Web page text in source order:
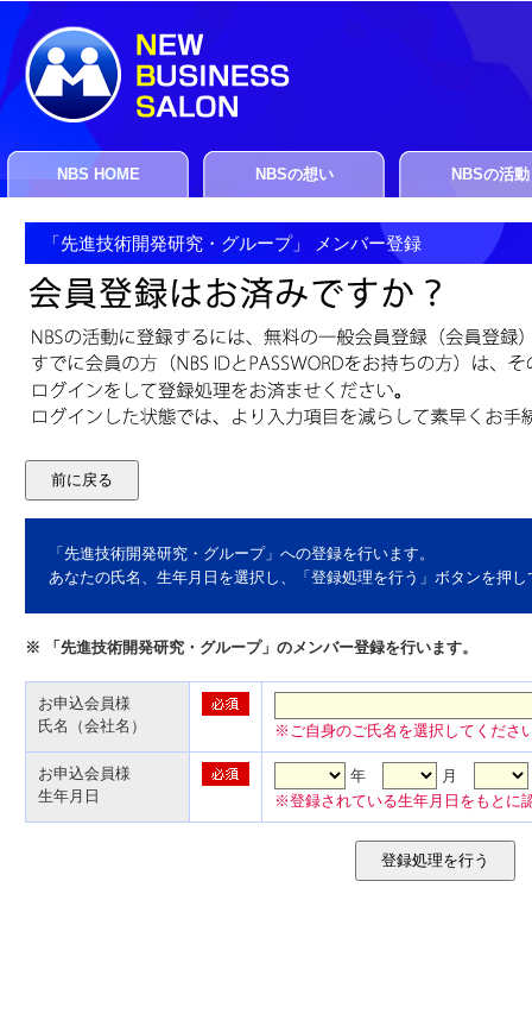
NBS HOME NBSの想い NBSの活動
「先進技術開発研究・グループ」 メンバー登録
「先進技術開発研究・グループ」への登録を行います。
あなたの氏名、生年月日を選択し、「登録処理を行う」ボタンを押
※ 「先進技術開発研究・グループ」のメンバー登録を行います。
お申込会員様
氏名（会社名）
※ご自身のご氏名を選択してくださ
お申込会員様
生年月日
年 月
※登録されている生年月日をもとに